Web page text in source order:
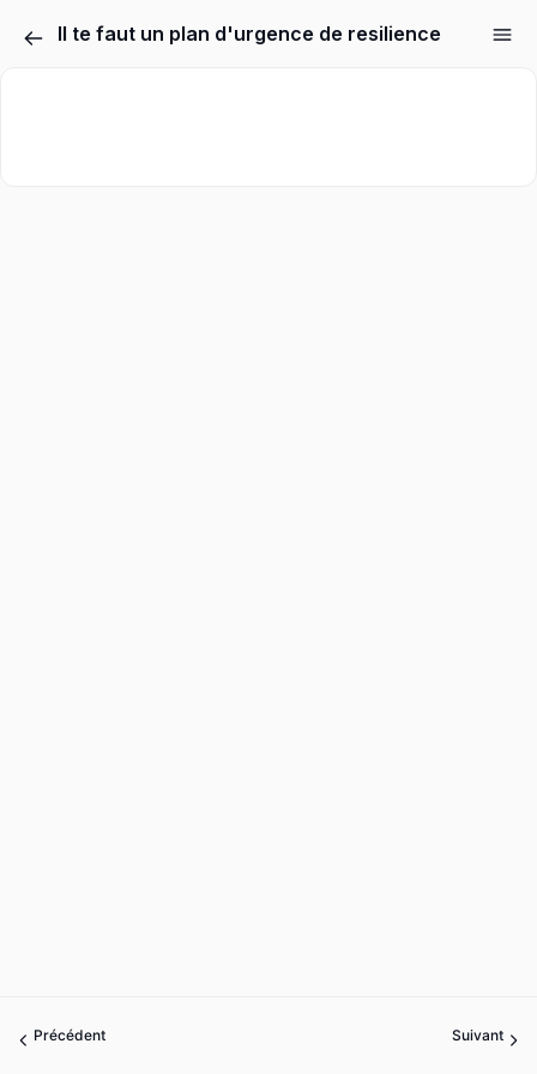
Il te faut un plan d'urgence de resilience
Précédent Suivant